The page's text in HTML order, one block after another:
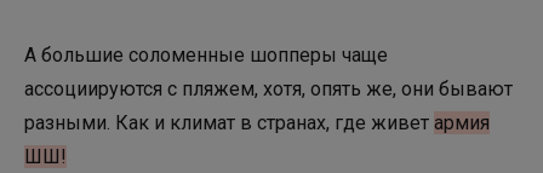
А большие соломенные шопперы чаще
ассоциируются с пляжем, хотя, опять же, они бывают
разными. Как и климат в странах, где живет армия
ШШ!